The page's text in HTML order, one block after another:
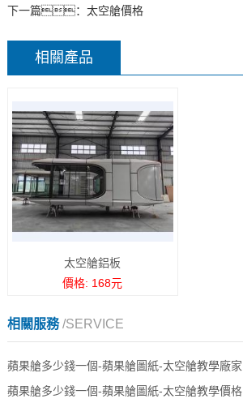
下一篇： 太空艙價格
相關產品
太空艙鋁板
價格: 168元
相關服務/SERVICE
蘋果艙多少錢一個-蘋果艙圖紙-太空艙教學廠家
蘋果艙多少錢一個-蘋果艙圖紙-太空艙教學價格